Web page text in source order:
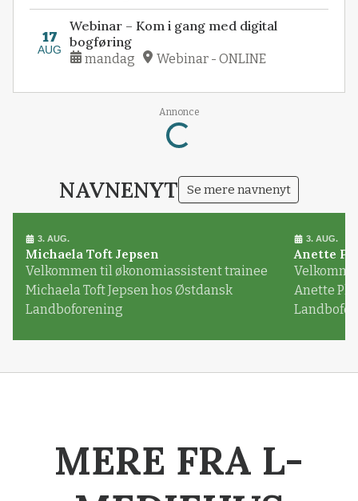
17
AUG
Webinar – Kom i gang med digital
bogføring
mandag Webinar - ONLINE
Annonce
Loading...
NAVNENYT Se mere navnenyt
3. AUG.
Michaela Toft Jepsen
Velkommen til økonomiassistent trainee
Michaela Toft Jepsen hos Østdansk
Landboforening
3. AUG.
Anette
Anette
MERE FRA L-